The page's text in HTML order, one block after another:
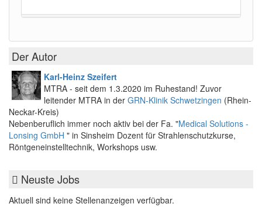
Der Autor
Karl-Heinz Szeifert
MTRA - seit dem 1.3.2020 im Ruhestand! Zuvor
leitender MTRA in der GRN-Klinik Schwetzingen (Rhein-
Neckar-Kreis)
Nebenberuflich immer noch aktiv bei der Fa. "Medical Solutions -
Lonsing GmbH " in Sinsheim Dozent für Strahlenschutzkurse,
Röntgeneinstelltechnik, Workshops usw.
Neuste Jobs
Aktuell sind keine Stellenanzeigen verfügbar.